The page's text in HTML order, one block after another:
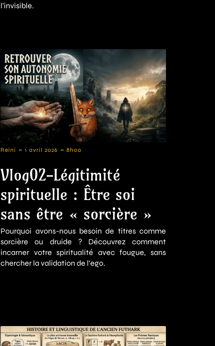
l'invisible.
Reini - 1 avril 2026 - 8h00
Vlog02-Légitimité
spirituelle : Être soi
sans être « sorcière »
Pourquoi avons-nous besoin de titres comme
sorcière ou druide ? Découvrez comment
incarner votre spiritualité avec fougue, sans
chercher la validation de l'ego.